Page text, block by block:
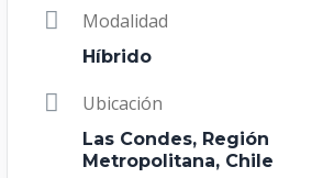
Modalidad
Híbrido
Ubicación
Las Condes, Región
Metropolitana, Chile